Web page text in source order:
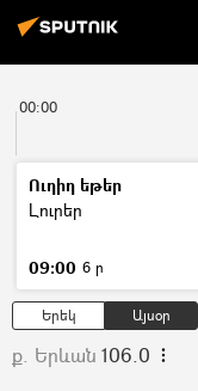
00:00
Ուղիղ եթեր
Լուրեր
09:00 6 ր
Երեկ Այսօր
ք. Երևան 106.0